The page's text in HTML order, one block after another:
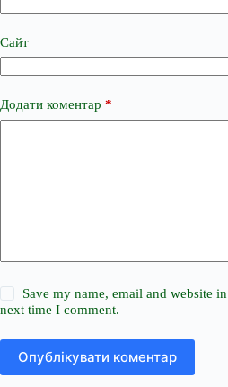
Сайт
Додати коментар *
Save my name, email and website
next time I comment.
Опублікувати коментар